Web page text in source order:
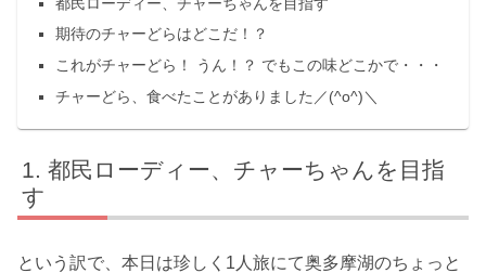
期待のチャーどらはどこだ！？
これがチャーどら！ うん！？ でもこの味どこかで・・・
チャーどら、食べたことがありました／(^o^)＼
都民ローディー、チャーちゃんを目指
す
という訳で、本日は珍しく1人旅にて奥多摩湖のちょっと